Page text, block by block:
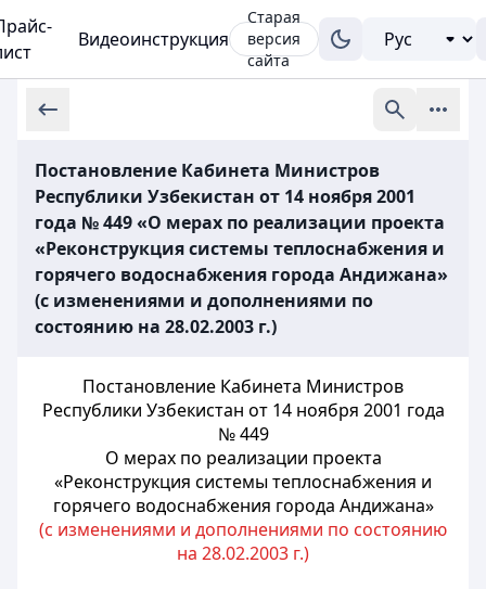
Видеоинструкция
Старая
версия
сайта
Постановление Кабинета Министров
Республики Узбекистан от 14 ноября 2001
года № 449 «О мерах по реализации проекта
«Реконструкция системы теплоснабжения и
горячего водоснабжения города Андижана»
(с изменениями и дополнениями по
состоянию на 28.02.2003 г.)
Постановление Кабинета Министров
Республики Узбекистан от 14 ноября 2001 года
№ 449
О мерах по реализации проекта
«Реконструкция системы теплоснабжения и
горячего водоснабжения города Андижана»
(с изменениями и дополнениями по состоянию
на 28.02.2003 г.)